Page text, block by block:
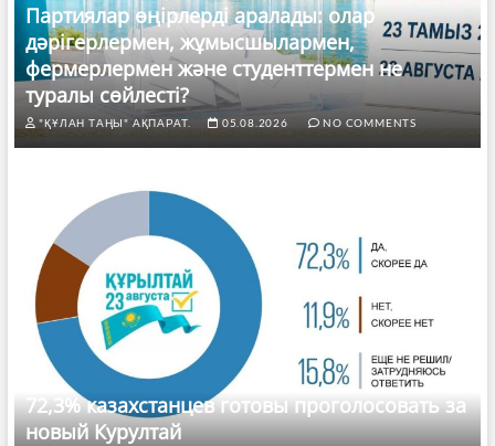
Партиялар өңірлерді аралады: олар
дәрігерлермен, жұмысшылармен,
фермерлермен және студенттермен не
туралы сөйлесті?
"ҚҰЛАН ТАҢЫ" АҚПАРАТ. 05.08.2026 NO COMMENTS
72,3% казахстанцев готовы проголосовать за
новый Курултай